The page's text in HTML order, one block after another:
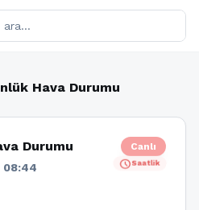
Hava Durumu
Durumu
08:44
Canlı
scheduleSaatlik